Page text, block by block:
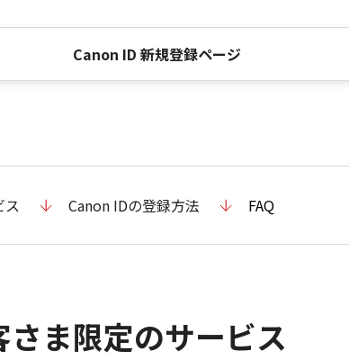
Canon ID 新規登録ページ
ス Canon IDの登録方法 FAQ
ま限定のサービス